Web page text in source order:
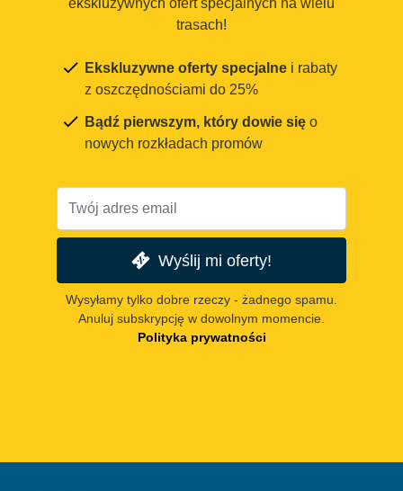
trasach!
Ekskluzywne oferty specjalne i rabaty
z oszczędnościami do 25%
Bądź pierwszym, który dowie się o
nowych rozkładach promów
Wyślij mi oferty!
Wysyłamy tylko dobre rzeczy - żadnego spamu.
Anuluj subskrypcję w dowolnym momencie.
Polityka prywatności